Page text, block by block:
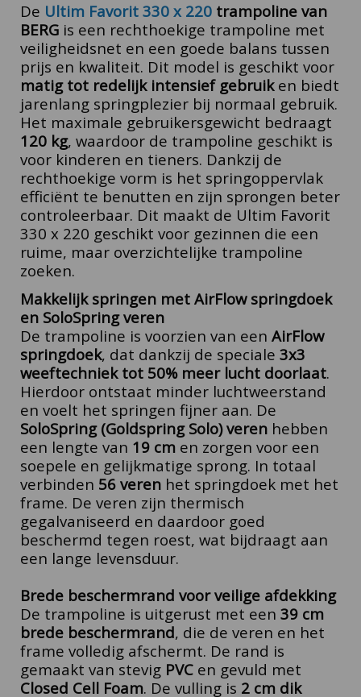
De Ultim Favorit 330 x 220 trampoline van
BERG is een rechthoekige trampoline met
veiligheidsnet en een goede balans tussen
prijs en kwaliteit. Dit model is geschikt voor
matig tot redelijk intensief gebruiken biedt
jarenlang springplezier bij normaal gebruik.
Het maximale gebruikersgewicht bedraagt
120 kg, waardoor de trampoline geschikt is
voor kinderen en tieners. Dankzij de
rechthoekige vorm is het springoppervlak
efficiënt te benutten en zijn sprongen beter
controleerbaar. Dit maakt de Ultim Favorit
330 x 220 geschikt voor gezinnen die een
ruime, maar overzichtelijke trampoline
zoeken.
Makkelijk springen met AirFlow springdoek
en SoloSpring veren
De trampoline is voorzien van een AirFlow
springdoek, dat dankzij de speciale 3x3
weeftechniek tot 50% meer lucht doorlaat.
Hierdoor ontstaat minder luchtweerstand
en voelt het springen fijner aan. De
SoloSpring (Goldspring Solo) veren hebben
een lengte van 19 cm en zorgen voor een
soepele en gelijkmatige sprong. In totaal
verbinden 56 veren het springdoek met het
frame. De veren zijn thermisch
gegalvaniseerd en daardoor goed
beschermd tegen roest, wat bijdraagt aan
een lange levensduur.
Brede beschermrand voor veilige afdekking
De trampoline is uitgerust met een 39 cm
brede beschermrand, die de veren en het
frame volledig afschermt. De rand is
gemaakt van stevig PVC en gevuld met
Closed Cell Foam. De vulling is 2 cm dik